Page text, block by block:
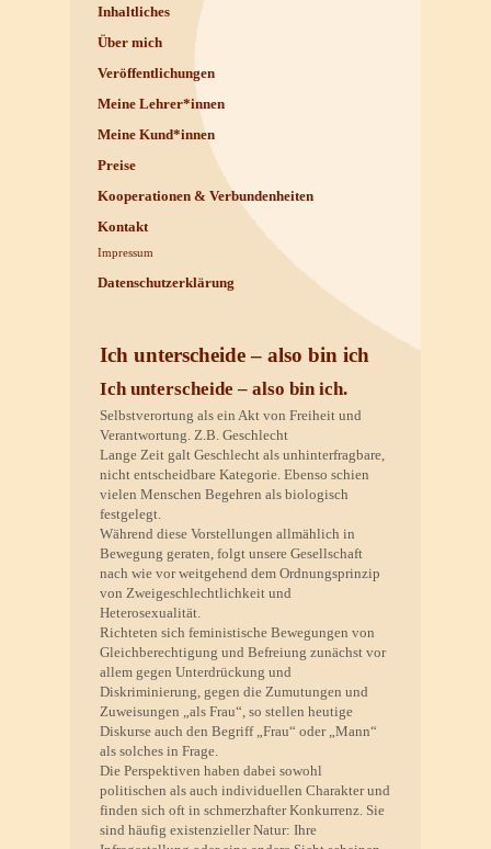
Inhaltliches
Über mich
Veröffentlichungen
Meine Lehrer*innen
Meine Kund*innen
Preise
Kooperationen & Verbundenheiten
Kontakt
Impressum
Datenschutzerklärung
Ich unterscheide – also bin ich
Ich unterscheide – also bin ich.
Selbstverortung als ein Akt von Freiheit und
Verantwortung. Z.B. Geschlecht
Lange Zeit galt Geschlecht als unhinterfragbare,
nicht entscheidbare Kategorie. Ebenso schien
vielen Menschen Begehren als biologisch
festgelegt.
Während diese Vorstellungen allmählich in
Bewegung geraten, folgt unsere Gesellschaft
nach wie vor weitgehend dem Ordnungsprinzip
von Zweigeschlechtlichkeit und
Heterosexualität.
Richteten sich feministische Bewegungen von
Gleichberechtigung und Befreiung zunächst vor
allem gegen Unterdrückung und
Diskriminierung, gegen die Zumutungen und
Zuweisungen „als Frau“, so stellen heutige
Diskurse auch den Begriff „Frau“ oder „Mann“
als solches in Frage.
Die Perspektiven haben dabei sowohl
politischen als auch individuellen Charakter und
finden sich oft in schmerzhafter Konkurrenz. Sie
sind häufig existenzieller Natur: Ihre